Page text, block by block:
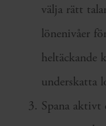
välja rätt
lönenivåer
heltäckande
underskatta
Spana aktivt